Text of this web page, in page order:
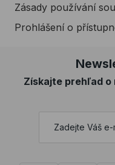
Zásady používání
Prohlášení o
Získajte prehľad o